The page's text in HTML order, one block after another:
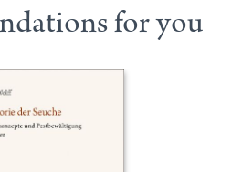
for you